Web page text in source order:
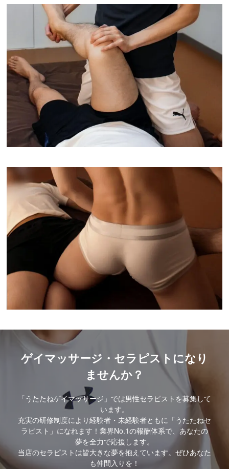
ゲイマッサージ・セラピストになり
ませんか？
「うたたねゲイマッサージ」では男性セラピストを募集して
います。
充実の研修制度により経験者・未経験者ともに「うたたねセ
ラピスト」になれます！業界No.1の報酬体系で、あなたの
夢を全力で応援します。
当店のセラピストは皆大きな夢を抱えています。ぜひあなた
も仲間入りを！